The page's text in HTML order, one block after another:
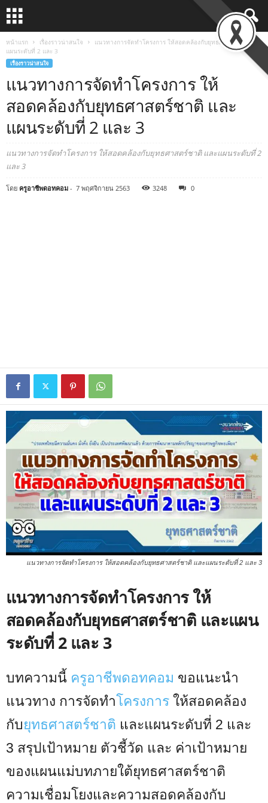
หน้าแรก เรื่องราวน่าสนใจ
แนวทางการจัดทำโครงการ ให้สอดคล้องกับยุทธศาสตร์ชาติ และ
แผนระดับที่ 2 และ 3
เรื่องราวน่าสนใจ
แนวทางการจัดทำโครงการ ให้
สอดคล้องกับยุทธศาสตร์ชาติ และ
แผนระดับที่ 2 และ 3
แนวทางการจัดทำโครงการ ให้สอดคล้องกับยุทธศาสตร์ชาติ และแผนระดับที่ 2
และ 3
โดย ครูอาชีพดอทคอม - 7 พฤศจิกายน 2563 3248 0
แนวทางการจัดทำโครงการ ให้สอดคล้องกับยุทธศาสตร์ชาติ และแผนระดับที่ 2 และ 3
แนวทางการจัดทำโครงการ ให้
สอดคล้องกับยุทธศาสตร์ชาติ และแผน
ระดับที่ 2 และ 3
บทความนี้ ครูอาชีพดอทคอม ขอแนะนำ
แนวทาง การจัดทำโครงการ ให้สอดคล้อง
กับยุทธศาสตร์ชาติ และแผนระดับที่ 2 และ
3 สรุปเป้าหมาย ตัวชี้วัด และ ค่าเป้าหมาย
ของแผนแม่บทภายใต้ยุทธศาสตร์ชาติ
ความเชื่อมโยงและความสอดคล้องกับ